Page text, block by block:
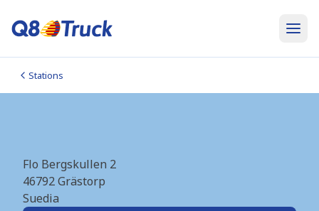
Stations
Flo Bergskullen 2
46792Grästorp
Suedia